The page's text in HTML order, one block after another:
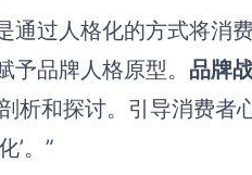
通过人格化的方式将消
予品牌人格原型。 品牌
析和探讨。引导消费者
’。”